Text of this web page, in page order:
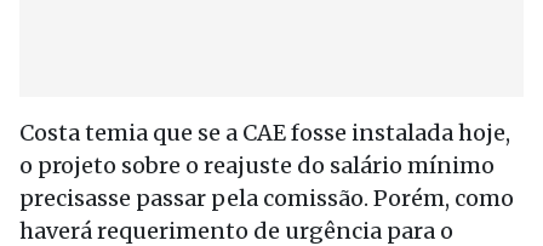
Costa temia que se a CAE fosse instalada hoje,
o projeto sobre o reajuste do salário mínimo
precisasse passar pela comissão. Porém, como
haverá requerimento de urgência para o